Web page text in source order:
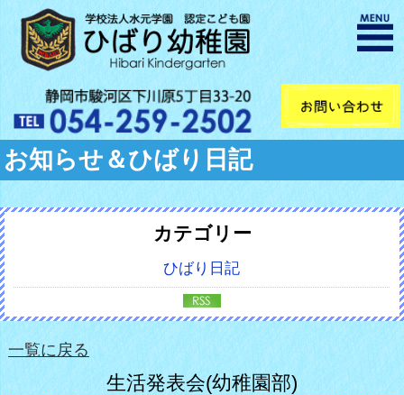
お知らせ＆ひばり日記
一覧に戻る
生活発表会(幼稚園部)
カテゴリー
ひばり日記